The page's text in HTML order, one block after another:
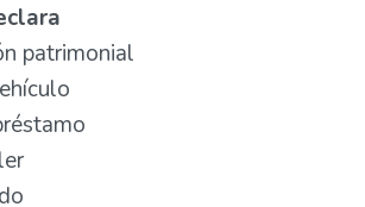
patrimonial